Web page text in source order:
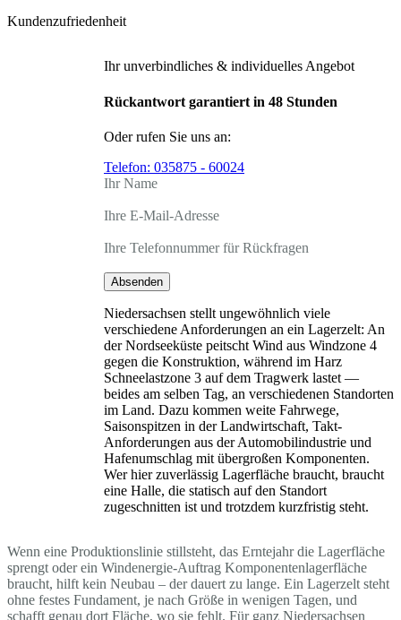
Kundenzufriedenheit
Ihr unverbindliches & individuelles Angebot
Rückantwort garantiert in 48 Stunden
Oder rufen Sie uns an:
Telefon: 035875 - 60024
Ihr Name
Ihre E-Mail-Adresse
Ihre Telefonnummer für Rückfragen
Absenden
Niedersachsen stellt ungewöhnlich viele
verschiedene Anforderungen an ein Lagerzelt: An
der Nordseeküste peitscht Wind aus Windzone 4
gegen die Konstruktion, während im Harz
Schneelastzone 3 auf dem Tragwerk lastet —
beides am selben Tag, an verschiedenen Standorten
im Land. Dazu kommen weite Fahrwege,
Saisonspitzen in der Landwirtschaft, Takt-
Anforderungen aus der Automobilindustrie und
Hafenumschlag mit übergroßen Komponenten.
Wer hier zuverlässig Lagerfläche braucht, braucht
eine Halle, die statisch auf den Standort
zugeschnitten ist und trotzdem kurzfristig steht.
Wenn eine Produktionslinie stillsteht, das Erntejahr die Lagerfläche
sprengt oder ein Windenergie-Auftrag Komponentenlagerfläche
braucht, hilft kein Neubau – der dauert zu lange. Ein Lagerzelt steht
ohne festes Fundament, je nach Größe in wenigen Tagen, und
schafft genau dort Fläche, wo sie fehlt. Für ganz Niedersachsen